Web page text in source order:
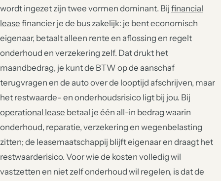
wordt ingezet zijn twee vormen dominant. Bij financial
lease financier je de bus zakelijk: je bent economisch
eigenaar, betaalt alleen rente en aflossing en regelt
onderhoud en verzekering zelf. Dat drukt het
maandbedrag, je kunt de BTW op de aanschaf
terugvragen en de auto over de looptijd afschrijven, maar
het restwaarde- en onderhoudsrisico ligt bij jou. Bij
operational lease betaal je één all-in bedrag waarin
onderhoud, reparatie, verzekering en wegenbelasting
zitten; de leasemaatschappij blijft eigenaar en draagt het
restwaarderisico. Voor wie de kosten volledig wil
vastzetten en niet zelf onderhoud wil regelen, is dat de